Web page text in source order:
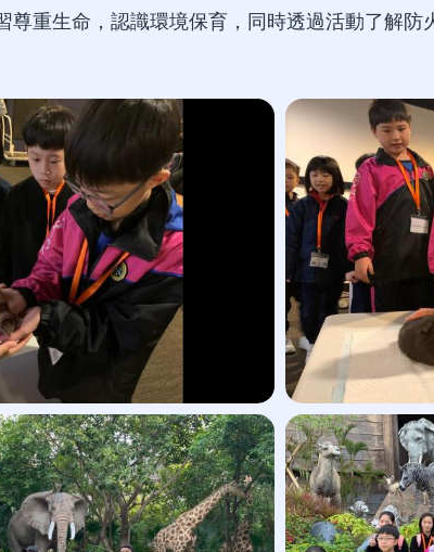
重生命，認識環境保育，同時透過活動了解